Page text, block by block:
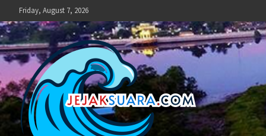
to
content
Friday, August 7, 2026